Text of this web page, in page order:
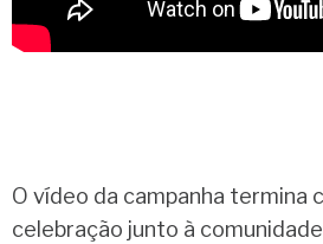
O vídeo da campanha termina
celebração junto à